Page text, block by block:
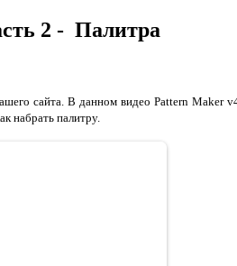
2 - Палитра
сайта. В данном видео Pattern Maker
набрать палитру.